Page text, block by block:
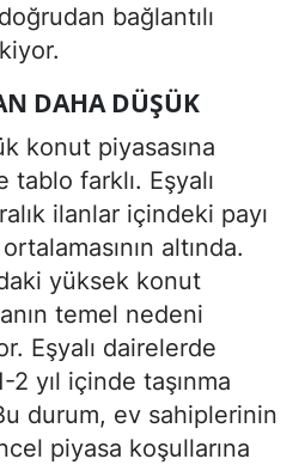
bağlantılı
DAHA DÜŞÜK
konut piyasasına
tablo farklı. Eşyalı
ilanlar içindeki payı
altında.
yüksek konut
temel nedeni
Eşyalı dairelerde
2 yıl içinde taşınma
durum, ev sahiplerinin
piyasa koşullarına